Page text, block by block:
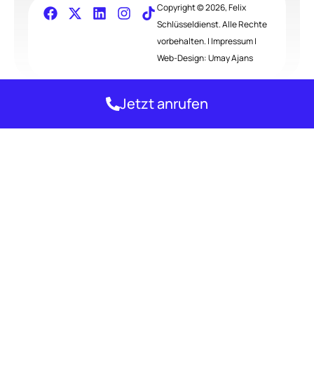
Copyright © 2026, Felix
Schlüsseldienst. Alle Rechte
vorbehalten. | Impressum|
Web-Design:Umay Ajans
Jetzt anrufen